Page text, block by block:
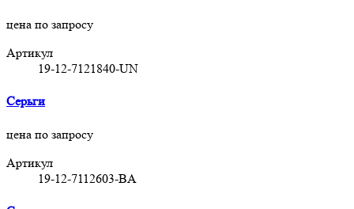
цена по запросу
Артикул
19-12-7121840-UN
Серьги
цена по запросу
Артикул
19-12-7112603-BA